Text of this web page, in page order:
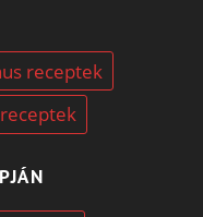
receptek